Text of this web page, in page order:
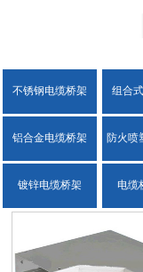
不锈钢电缆桥架 组合
铝合金电缆桥架 防火喷
镀锌电缆桥架 电缆